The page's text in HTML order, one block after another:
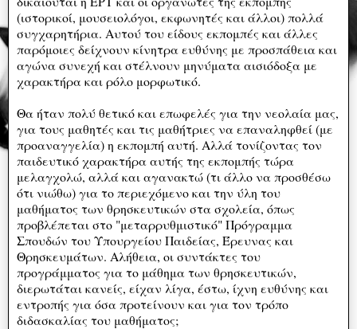
(ιστορικοί, μουσειολόγοι, εκφωνητές και άλλοι) πολλά
συγχαρητήρια. Αυτού του είδους εκπομπές και άλλες
παρόμοιες δείχνουν κίνητρα ευθύνης με προσπάθεια και
αγώνα συνεχή και στέλνουν μηνύματα αισιόδοξα με
χαρακτήρα και ρόλο μορφωτικό.
Θα ήταν πολύ θετικό και επωφελές για την νεολαία μας,
για τους μαθητές και τις μαθήτριες να επαναληφθεί (με
προαναγγελία) η εκπομπή αυτή. Αλλά τονίζοντας τον
παιδευτικό χαρακτήρα αυτής της εκπομπής τώρα
μελαγχολώ, αλλά και αγανακτώ (τι άλλο να προσθέσω
ότι νιώθω) για το περιεχόμενο και την ύλη του
μαθήματος των θρησκευτικών στα σχολεία, όπως
προβλέπεται στο "μεταρρυθμιστικό" Πρόγραμμα
Σπουδών του Υπουργείου Παιδείας, Έρευνας και
Θρησκευμάτων. Αλήθεια, οι συντάκτες του
προγράμματος για το μάθημα των θρησκευτικών,
διερωτάται κανείς, είχαν λίγα, έστω, ίχνη ευθύνης και
εντροπής για όσα προτείνουν και για τον τρόπο
διδασκαλίας του μαθήματος;